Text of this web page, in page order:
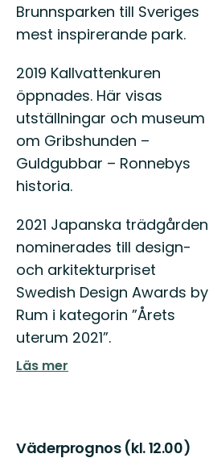
Brunnsparken till Sveriges
mest inspirerande park.
2019 Kallvattenkuren
öppnades. Här visas
utställningar och museum
om Gribshunden –
Guldgubbar – Ronnebys
historia.
2021 Japanska trädgården
nominerades till design-
och arkitekturpriset
Swedish Design Awards by
Rum i kategorin ”Årets
uterum 2021”.
Läs mer
Väderprognos (kl. 12.00)